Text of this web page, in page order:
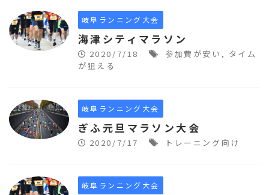
岐阜ランニング大会
海津シティマラソン
2020/7/18 参加費が安い , タイム
が狙える
岐阜ランニング大会
ぎふ元旦マラソン大会
2020/7/17 トレーニング向け
岐阜ランニング大会